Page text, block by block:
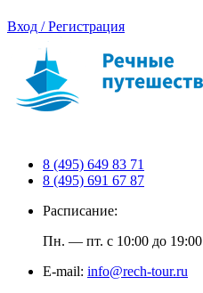
Вход / Регистрация
8 (495) 649 83 71
8 (495) 691 67 87
Расписание:
Пн. — пт. с 10:00 до 19:00
E-mail: info@rech-tour.ru